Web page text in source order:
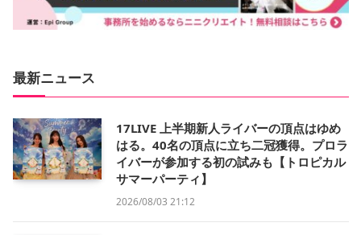
最新ニュース
17LIVE 上半期新人ライバーの頂点はゆめ
はる。40名の頂点に立ち二冠獲得。プロラ
イバーが参加する初の試みも【トロピカル
サマーパーティ】
2026/08/03 21:12